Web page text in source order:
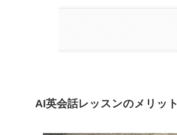
AI英会話レッスンのメリット